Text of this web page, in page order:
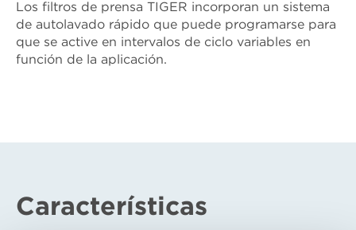
Los filtros de prensa TIGER incorporan un sistema
de autolavado rápido que puede programarse para
que se active en intervalos de ciclo variables en
función de la aplicación.
Características